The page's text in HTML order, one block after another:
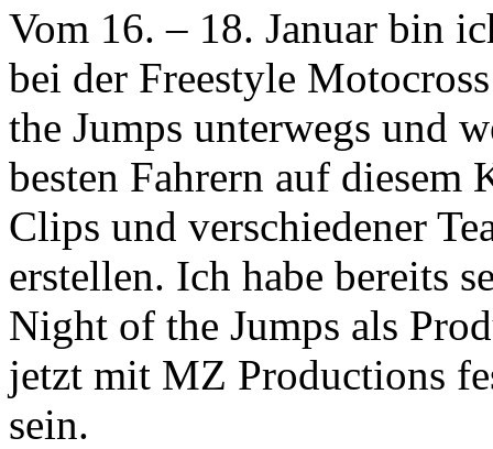
Vom 16. – 18. Januar bin
bei der Freestyle
the Jumps unterwegs und
besten Fahrern auf
Clips und verschiedener
erstellen. Ich habe bereits
Night of the Jumps als
jetzt mit MZ Productions
sein.